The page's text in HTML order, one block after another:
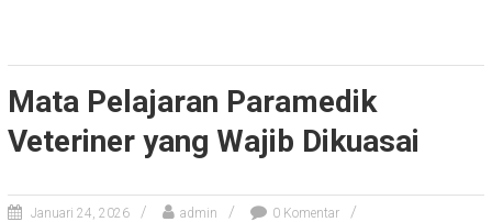
Mata Pelajaran Paramedik
Veteriner yang Wajib Dikuasai
Januari 24, 2026 admin 0 Komentar